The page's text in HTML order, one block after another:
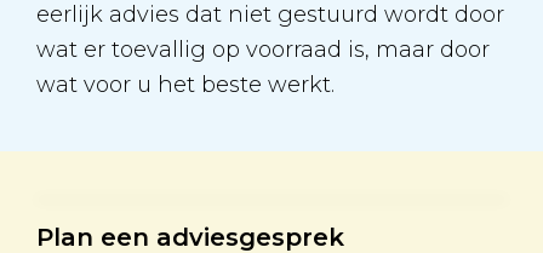
eerlijk advies dat niet gestuurd wordt door
wat er toevallig op voorraad is, maar door
wat voor u het beste werkt.
Plan een adviesgesprek